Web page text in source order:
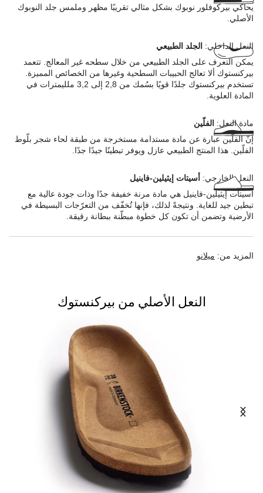
يحاكي بيركوفلور نوبوك بشكل مثالي تقريبًا مظهر وملمس جلد النوبوك
الأصلي.
النعل الداخلي: الجلد الطبيعي
يمكن التعرف على الجلد الطبيعي من خلال سطحه غير المعالج. تتعمد
بيركنستوك ألا تعالج الحبيبات السطحية وغيرها من الخصائص المميزة.
تستخدم بيركنستوك جلدًا قويًا بسُمك من 2,8 إلى 3,2 ملليمترات في
المادة العلوية.
مادة النعل: الفلّين
إنّ الفلّين عبارة عن مادة مستدامة مستخرجة من طبقة لحاء شجر بلّوط
الفلّين. هذا المنتج الطبيعي عازل ويوفر تبطينًا جيدًا جدًا.
النعل الخارجي: أسيتات إيثيلين-فاينيل
أسيتات إيثيلين-فاينيل هي مادة مرنة خفيفة جدًا وذات جودة عالية مع
تبطين جيد للغاية. ونتيجةً لذلك، فإنها تُخفّف من التعرّجات البسيطة في
الأرضية وتضمن أن تكون كل خطوة مبطّنة ببطانة رقيقة.
المزيد من: ميلانو
النعل الأصلي من بيركنستوك